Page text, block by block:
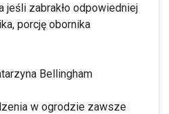
jeśli zabrakło odpowiedniej
porcję obornika
Bellingham
w ogrodzie zawsze